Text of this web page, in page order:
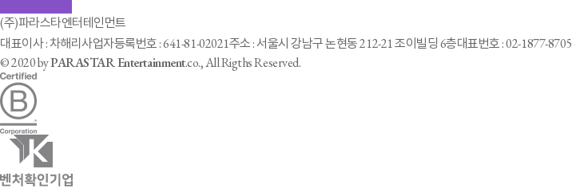
(주)파라스타엔터테인먼트
대표이사 : 차해리사업자등록번호 : 641-81-02021주소 : 서울시 강남구 논현동 212-21 조이빌딩 6층대표번호 : 02-1877-8705
© 2020 byPARASTAR Entertainment.co., All Rigths Reserved.